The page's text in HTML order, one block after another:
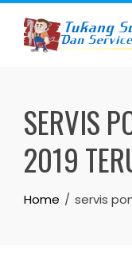
Skip
content
SERVIS
2019
Home servis